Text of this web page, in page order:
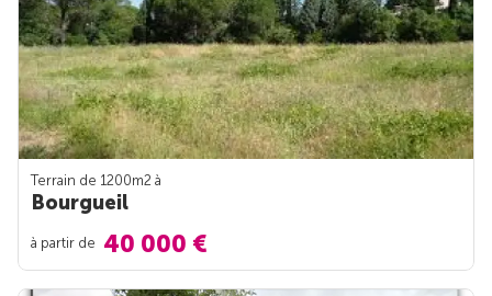
Terrain de 1200m2 à
Bourgueil
à partir de 40 000 €